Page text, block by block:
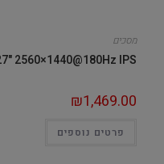
מסכים
2560×1440@180Hz IPS
₪1,469.00
פרטים נוספים